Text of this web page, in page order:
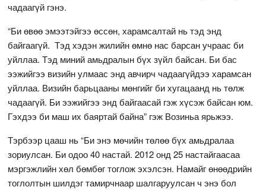
чадаагүй гэнэ.
“Би өвөө эмээтэйгээ өссөн, харамсалтай нь тэд энд
байгаагүй. Тэд хэдэн жилийн өмнө нас барсан учраас би
уйллаа. Тэд миний амьдралын бүх зүйл байсан. Би бас
ээжийгээ визийн улмаас энд авчирч чадаагүйдээ харамсан
уйллаа. Визийн барьцааны мөнгийг би хугацаанд нь төлж
чадаагүй. Би ээжийгээ энд байгаасай гэж хүсэж байсан юм.
Гэхдээ би маш их баяртай байна” гэж Возиньа ярьжээ.
Тэрбээр цааш нь “Би энэ мөчийн төлөө бүх амьдралаа
зориулсан. Би одоо 40 настай. 2012 онд 25 настайгаасаа
мэргэжлийн хөл бөмбөг тоглож эхэлсэн. Намайг өнөөдрийн
тоглолтын шилдэг тамирчнаар шалгаруулсан ч энэ бол